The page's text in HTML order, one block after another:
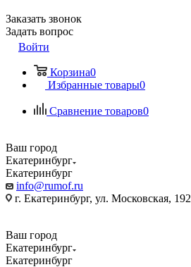
Заказать звонок
Задать вопрос
Войти
Корзина0
Избранные товары0
Сравнение товаров0
Ваш город
Екатеринбург
Екатеринбург
info@rumof.ru
г. Екатеринбург, ул. Московская, 192
Ваш город
Екатеринбург
Екатеринбург